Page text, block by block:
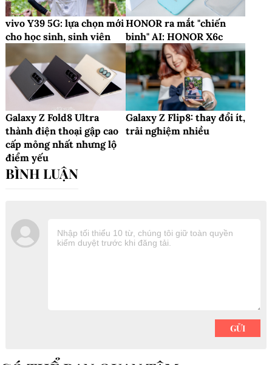
vivo Y39 5G: lựa chọn mới
cho học sinh, sinh viên
HONOR ra mắt "chiến
binh" AI: HONOR X6c
Galaxy Z Fold8 Ultra
thành điện thoại gập cao
cấp mỏng nhất nhưng lộ
điểm yếu
Galaxy Z Flip8: thay đổi ít,
trải nghiệm nhiều